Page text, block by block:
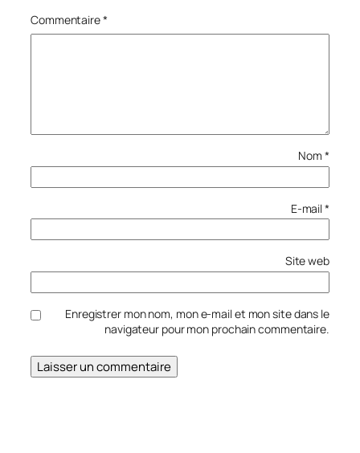
Commentaire*
Nom*
E-mail*
Site web
Enregistrer mon nom, mon e-mail et mon site dans le
navigateur pour mon prochain commentaire.